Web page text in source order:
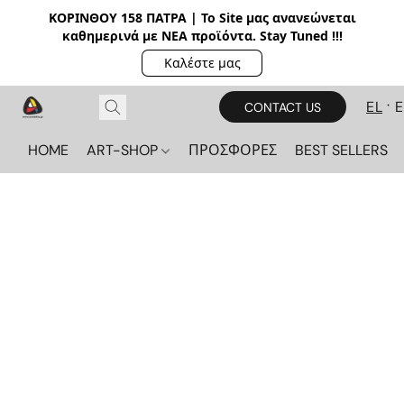
ΚΟΡΙΝΘΟΥ 158 ΠΑΤΡΑ | Το Site μας ανανεώνεται
καθημερινά με ΝΕΑ προϊόντα. Stay Tuned !!!
Καλέστε μας
CONTACT US EL
HOME ART-SHOP ΠΡΟΣΦΟΡΕΣ BEST SELLERS